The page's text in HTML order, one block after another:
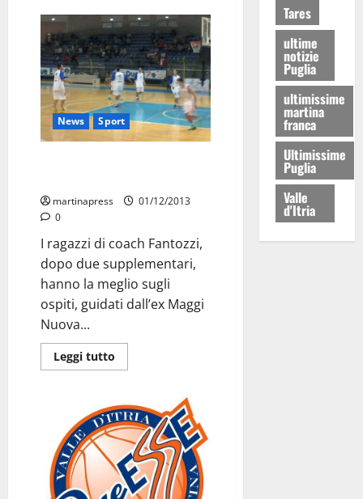
News Sport
martinapress
01/12/2013
0
I ragazzi di coach Fantozzi,
dopo due supplementari,
hanno la meglio sugli
ospiti, guidati dall’ex Maggi
Nuova...
Leggi tutto
Tares
ultime
notizie
Puglia
ultimissime
martina
franca
Ultimissime
Puglia
Valle
d'Itria